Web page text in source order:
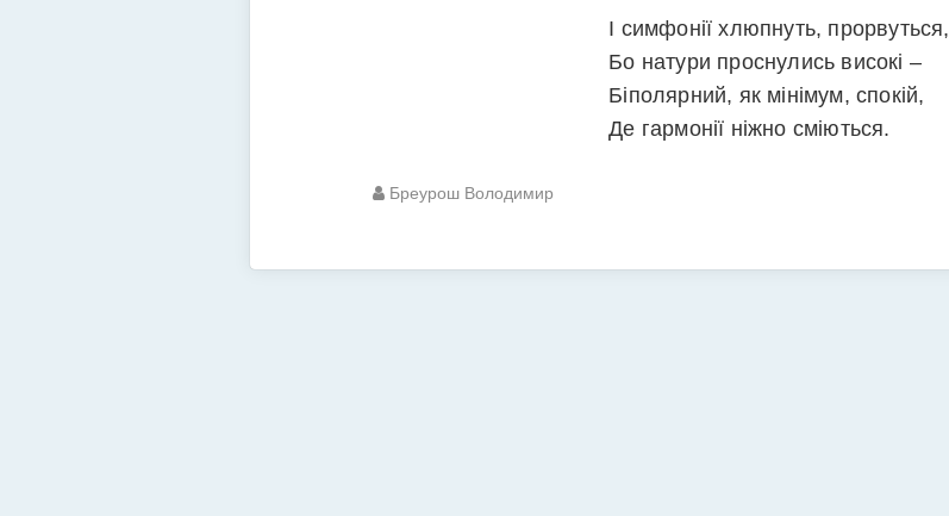
І симфонії хлюпнуть, прорвуться,
Бо натури проснулись високі –
Біполярний, як мінімум, спокій,
Де гармонії ніжно сміються.
Бреурош Володимир